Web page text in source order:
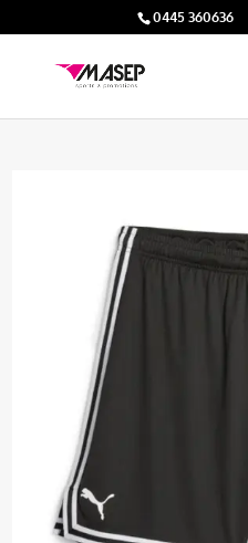
0445 360636